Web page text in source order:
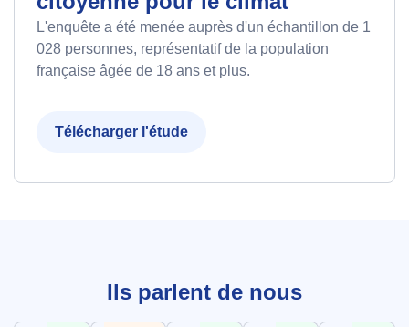
L'enquête a été menée auprès d'un échantillon de 1
028 personnes, représentatif de la population
française âgée de 18 ans et plus.
Télécharger l'étude
Ils parlent de nous